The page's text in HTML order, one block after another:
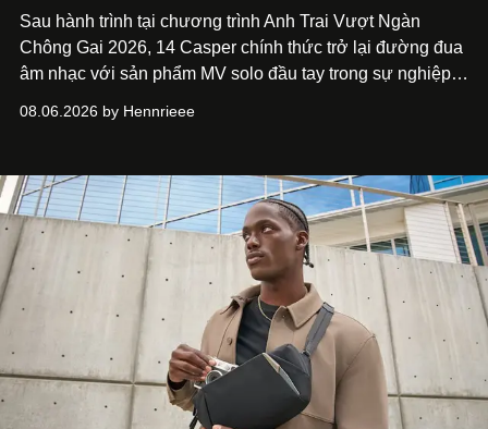
Sau hành trình tại chương trình Anh Trai Vượt Ngàn
Chông Gai 2026, 14 Casper chính thức trở lại đường đua
âm nhạc với sản phẩm MV solo đầu tay trong sự nghiệp -
bước chuyển mình của 14 Casper sau chương trình, mà
của nam nghệ sĩ khi lần đầu tiên anh trình làng một MV
solo được đầu tư toàn diện từ sáng tác, sản xuất, trình
diễn đến hình ảnh.
08.06.2026 by Hennrieee